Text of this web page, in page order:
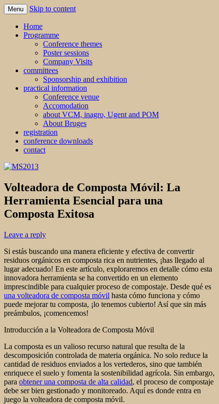
MS2013
Menu Skip to content
Home
Programme
Conference themes
Poster sessions
Company Visits
committees
Sponsorship and exhibition
practical information
Conference venue
Accomodation
about VCM, inagro, Ugent and POM
About Bruges
registration
conference downloads
contact
Volteadora de Composta Móvil: La
Herramienta Esencial para una
Composta Exitosa
Leave a reply
Si estás buscando una manera eficiente y efectiva de convertir
residuos orgánicos en composta rica en nutrientes, ¡has llegado al
lugar adecuado! En este artículo, exploraremos en detalle cómo esta
innovadora herramienta se ha convertido en un elemento
imprescindible para cualquier proceso de compostaje. Desde qué es
una volteadora de composta móvil hasta cómo funciona y cómo
puede mejorar tu composta, ¡lo tenemos cubierto! Así que sin más
preámbulos, ¡comencemos!
Introducción a la Volteadora de Composta Móvil
La composta es un valioso recurso natural que resulta de la
descomposición controlada de materia orgánica. No solo reduce la
cantidad de residuos enviados a los vertederos, sino que también
enriquece el suelo y fomenta la sostenibilidad agrícola. Sin embargo,
para obtener una composta de alta calidad, el proceso de compostaje
debe ser bien gestionado y monitoreado. Aquí es donde entra en
juego la volteadora de composta móvil.